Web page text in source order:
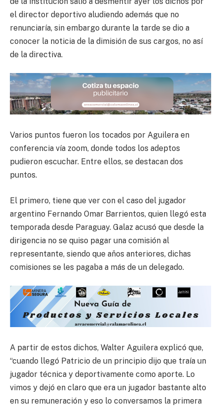
el director deportivo aludiendo además que no
renunciaría, sin embargo durante la tarde se dio a
conocer la noticia de la dimisión de sus cargos, no así
de la directiva.
Varios puntos fueron los tocados por Aguilera en
conferencia vía zoom, donde todos los adeptos
pudieron escuchar. Entre ellos, se destacan dos
puntos.
El primero, tiene que ver con el caso del jugador
argentino Fernando Omar Barrientos, quien llegó esta
temporada desde Paraguay. Galaz acusó que desde la
dirigencia no se quiso pagar una comisión al
representante, siendo que años anteriores, dichas
comisiones se les pagaba a más de un delegado.
A partir de estos dichos, Walter Aguilera explicó que,
“cuando llegó Patricio de un principio dijo que traía un
jugador técnica y deportivamente como aporte. Lo
vimos y dejó en claro que era un jugador bastante alto
en su remuneración y eso lo conversamos la primera